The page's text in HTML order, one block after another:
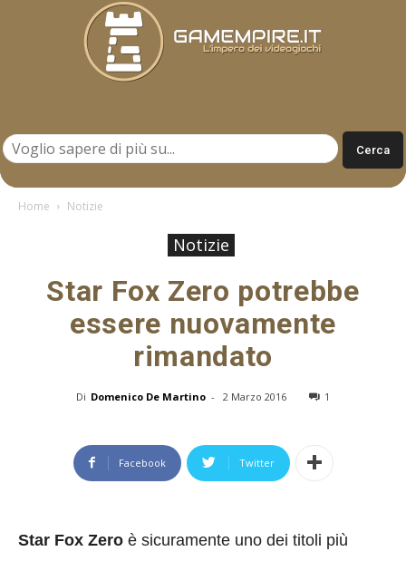
Home Notizie
Notizie
Star Fox Zero potrebbe
essere nuovamente
rimandato
Di Domenico De Martino - 2 Marzo 2016 1
Facebook Twitter
Star Fox Zero è sicuramente uno dei titoli più